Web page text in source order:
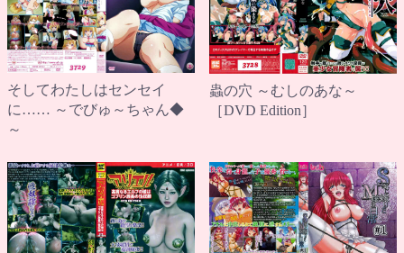
そしてわたしはセンセイ
に…… ～でびゅ～ちゃん◆
～
蟲の穴 ～むしのあな～
［DVD Edition］